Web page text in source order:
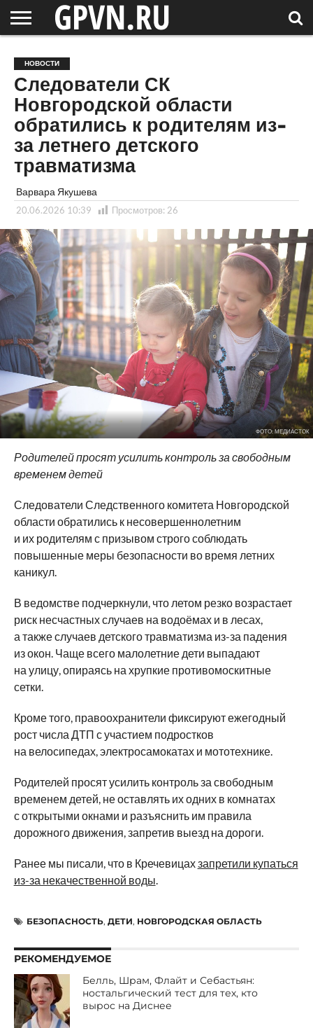
ОБЛАСТЬ
НОВОСТИ
СОСЕДЕЙ
РОССИЯ
/ МИР
СПЕЦПРОЕКТЫ
БЛОГ
СТАТЬИ
ФОТОРЕПОРТАЖИ
ИНТЕРВЬЮ
ОБЪЕКТЫ
ПОДБОРКИ
НОВОСТИ
Следователи СК
Новгородской области
обратились к родителям из-
за летнего детского
травматизма
Варвара Якушева
20.06.2026 10:39 Просмотров: 26
ФОТО: МЕДИАСТОК
Родителей просят усилить контроль за свободным
временем детей
Следователи Следственного комитета Новгородской
области обратились к несовершеннолетним
и их родителям с призывом строго соблюдать
повышенные меры безопасности во время летних
каникул.
В ведомстве подчеркнули, что летом резко возрастает
риск несчастных случаев на водоёмах и в лесах,
а также случаев детского травматизма из-за падения
из окон. Чаще всего малолетние дети выпадают
на улицу, опираясь на хрупкие противомоскитные
сетки.
Кроме того, правоохранители фиксируют ежегодный
рост числа ДТП с участием подростков
на велосипедах, электросамокатах и мототехнике.
Родителей просят усилить контроль за свободным
временем детей, не оставлять их одних в комнатах
с открытыми окнами и разъяснить им правила
дорожного движения, запретив выезд на дороги.
Ранее мы писали, что в Кречевицахзапретили купаться
из-за некачественной воды
БЕЗОПАСНОСТЬ, ДЕТИ, НОВГОРОДСКАЯ ОБЛАСТЬ
РЕКОМЕНДУЕМОЕ
Белль, Шрам, Флайт и Себастьян:
ностальгический тест для тех, кто
вырос на Диснее